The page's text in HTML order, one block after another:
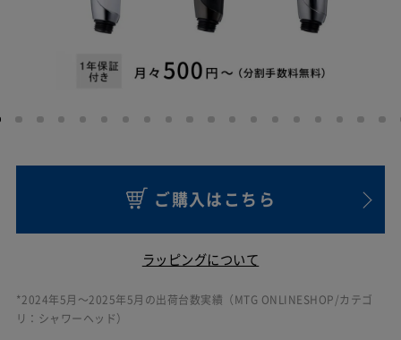
ご購入はこちら
ラッピングについて
*2024年5月〜2025年5月の出荷台数実績（MTG ONLINESHOP/カテゴ
リ：シャワーヘッド）